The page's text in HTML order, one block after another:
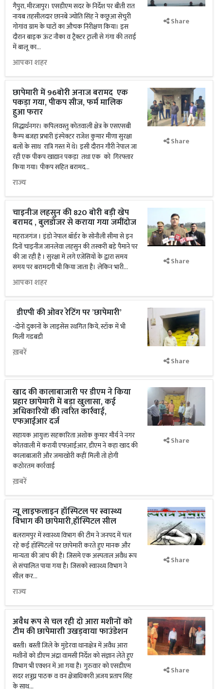
गैपुरा, मीरजापुर। एसडीएम सदर के निर्देश पर बीती रात
नायब तहसीलदार छानबे ज्योति सिंह ने कछुआ सेंचुरी
गोगांव ग्राम के घाटों का औचक निरीक्षण किया। इस
दौरान बाइक ऊंट नौका व ट्रैक्टर ट्राली से गंगा की तराई
में बालू का...
आपका शहर
Share
छापेमारी में 96बोरी अनाज बरामद एक
पकड़ा गया, पीकप सीज, फर्म मालिक
हुआ फरार
सिद्धार्थनगर। कपिलवस्तु कोतवाली क्षेत्र के एसएसबी
कैम्प बजहा प्रभारी इंस्पेक्टर राजेश कुमार मीणा सुरक्षा
बलों के साथ रात्रि गस्त में थे। इसी दौरान गौरी नेपाल जा
रही एक पीकप खाद्यान पकड़ा तथा एक को गिरफ्तार
किया गया। पीकप सहित बरामद...
राज्य
Share
चाइनीज लहसुन की 820 बोरी बड़ी खेप
बरामद , बुलडोजर से कराया गया जमींदोज
महराजगंज । इंडो नेपाल बॉर्डर के सोनौली सीमा से इन
दिनों चाइनीज जानलेवा लहसुन की तस्करी बड़े पैमाने पर
की जा रही है । सुरक्षा में लगे एजेंसियों के द्वारा समय
समय पर बरामदगी भी किया जाता है। लेकिन भारी...
आपका शहर
Share
डीएपी की ओवर रेटिंग पर ’छापेमारी’
-दोनों दुकानों के लाइसेंस स्थगित किये, स्टॉक में भी
मिली गडबडी
ख़बरें
Share
खाद की कालाबाजारी पर डीएम ने किया
प्रहार छापेमारी में बड़ा खुलासा, कई
अधिकारियों की त्वरित कार्रवाई,
एफआईआर दर्ज
सहायक आयुक्त सहकारिता अशोक कुमार मौर्य ने नगर
कोतवाली में करायी एफआईआर, डीएम ने कहा खाद की
कालाबाजारी और जमाखोरी कहीं मिली तो होगी
कठोरतम कार्रवाई
ख़बरें
Share
न्यू लाइफलाइन हॉस्पिटल पर स्वास्थ्य
विभाग की छापेमारी,हॉस्पिटल सील
बलरामपुर में स्वास्थ्य विभाग की टीम ने जनपद में चल
रहे कई हॉस्पिटलों पर छापेमारी करते हुए मानक और
मान्यता की जांच की है। जिसमे एक अस्पताल अवैध रूप
से संचालित पाया गया है। जिसको स्वास्थ्य विभाग ने
सील कर...
राज्य
Share
अवैध रूप से चल रही दो आरा मशीनों को
टीम की छापेमाराी उखड़वाया फाउंडेशन
बस्ती। बस्ती जिले के मुंडेरवा थानाक्षेत्र में अवैध आरा
मशीनों को डीएम अंद्रा वामसी निर्देश को संज्ञान लेते हुए
विभाग भी एक्शन में आ गया है। गुरुवार को एसडीएम
सदर शत्रुघ्न पाठक व वन क्षेत्राधिकारी अजय प्रताप सिंह
के साथ...
Share